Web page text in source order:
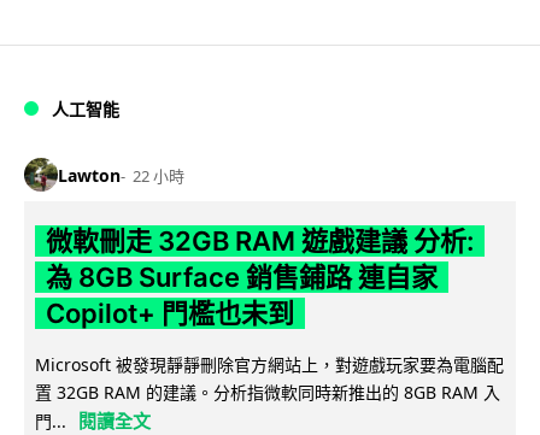
人工智能
Lawton 22 小時
微軟刪走 32GB RAM 遊戲建議 分析:
為 8GB Surface 銷售鋪路 連自家
Copilot+ 門檻也未到
Microsoft 被發現靜靜刪除官方網站上，對遊戲玩家要為電腦配
置 32GB RAM 的建議。分析指微軟同時新推出的 8GB RAM 入
門...
閱讀全文